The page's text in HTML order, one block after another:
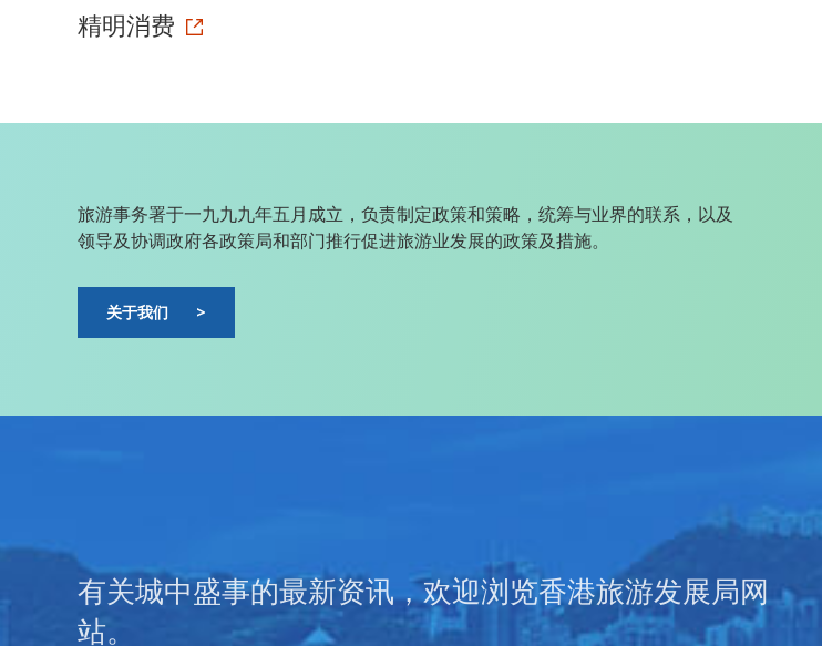
精明消费
旅游事务署于一九九九年五月成立，负责制定政策和策略，统筹与业界的联系，以及
领导及协调政府各政策局和部门推行促进旅游业发展的政策及措施。
关于我们 >
有关城中盛事的最新资讯，欢迎浏览香港旅游发展局网
站。